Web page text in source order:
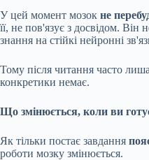
У цей момент мозок не
її, не пов'язує з досвідом. Він
знання на стійкі нейронні
Тому після читання часто
конкретики немає.
Що змінюється, коли ви
Як тільки постає завдання
роботи мозку змінюється.